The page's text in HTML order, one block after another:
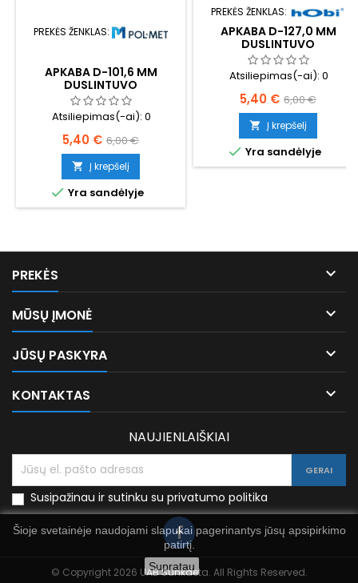
PREKĖS ŽENKLAS:
APKABA D-101,6 MM
DUSLINTUVO
Atsiliepimas(-ai): 0
Kaina
5,40 € Bazinė
kaina
6,00 €
 Į krepšelį
 Yra sandėlyje
PREKĖS ŽENKLAS:
APKABA D-127,0 MM
DUSLINTUVO
Atsiliepimas(-ai): 0
Kaina
5,40 € Bazinė
kaina
6,00 €
 Į krepšelį
 Yra sandėlyje
PREKĖS 
MŪSŲ ĮMONĖ 
JŪSŲ PASKYRA 
KONTAKTAS 
Šioje svetainėje naudojami slapukai pagerinantys jūsų apsipirkimo
patirtį.
Supratau
NAUJIENLAIŠKIAI
Susipažinau ir sutinku su privatumo politika
© Copyright 2026 UAB Sunkdeta. All Rights Reserved.